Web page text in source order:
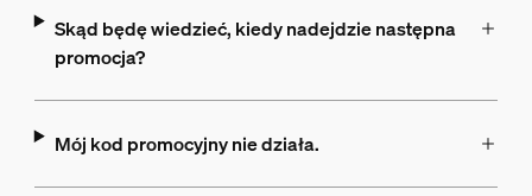
Skąd będę wiedzieć, kiedy nadejdzie następna
promocja?
Mój kod promocyjny nie działa.